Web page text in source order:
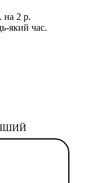
на 2 р.
який час.